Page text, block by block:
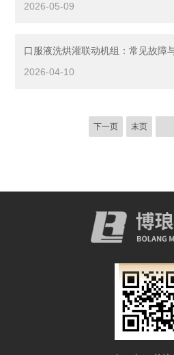
2026-05-09
口服液洗烘灌联动机组：常见故障
2026-04-10
下一页 末页